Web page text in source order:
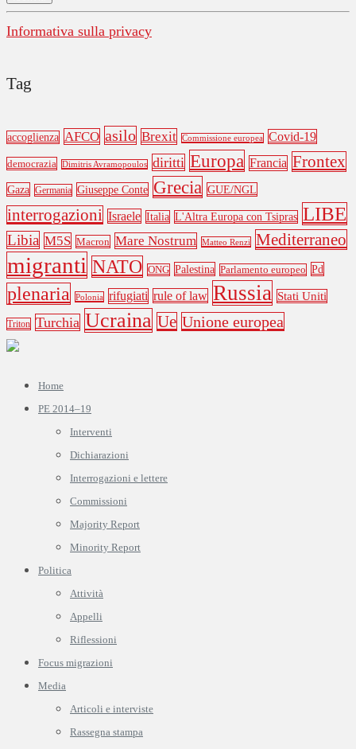
Informativa sulla privacy
Tag
accoglienza AFCO asilo Brexit Commissione europea Covid-19
democrazia Dimitris Avramopoulos diritti Europa Francia Frontex
Gaza Germania Giuseppe Conte Grecia GUE/NGL
interrogazioni Israele Italia L'Altra Europa con Tsipras LIBE
Libia M5S Macron Mare Nostrum Matteo Renzi Mediterraneo
migranti NATO ONG Palestina Parlamento europeo Pd
plenaria Polonia rifugiati rule of law Russia Stati Uniti
Triton Turchia Ucraina Ue Unione europea
Home
PE 2014–19
Interventi
Dichiarazioni
Interrogazioni e lettere
Commissioni
Majority Report
Minority Report
Politica
Attività
Appelli
Riflessioni
Focus migrazioni
Media
Articoli e interviste
Rassegna stampa